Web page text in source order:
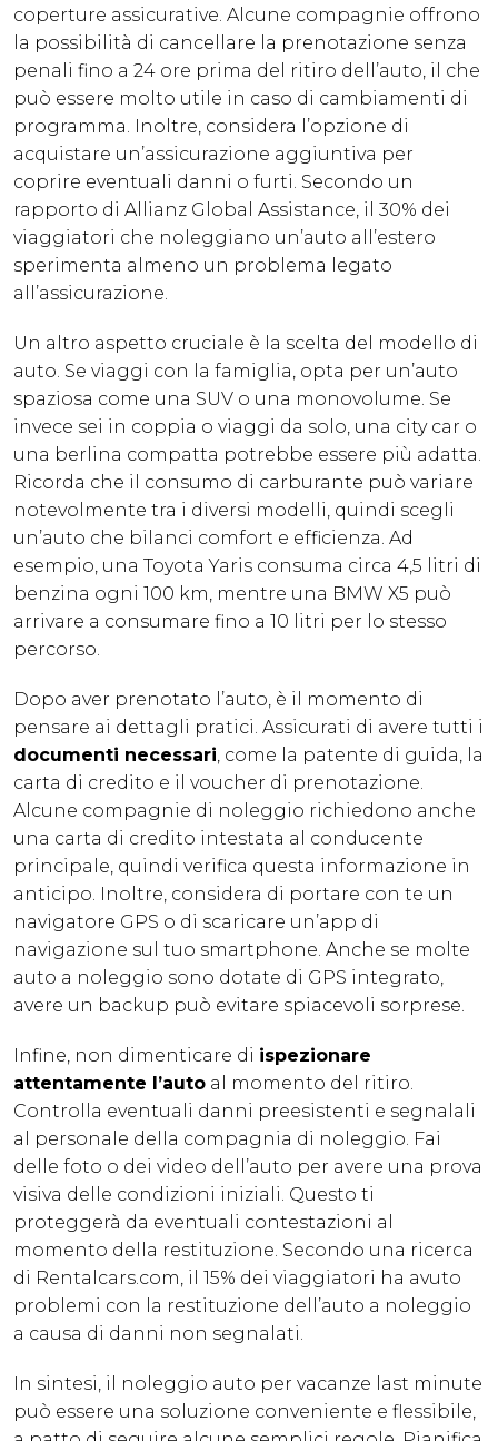
coperture assicurative. Alcune compagnie offrono
la possibilità di cancellare la prenotazione senza
penali fino a 24 ore prima del ritiro dell’auto, il che
può essere molto utile in caso di cambiamenti di
programma. Inoltre, considera l’opzione di
acquistare un’assicurazione aggiuntiva per
coprire eventuali danni o furti. Secondo un
rapporto di Allianz Global Assistance, il 30% dei
viaggiatori che noleggiano un’auto all’estero
sperimenta almeno un problema legato
all’assicurazione.
Un altro aspetto cruciale è la scelta del modello di
auto. Se viaggi con la famiglia, opta per un’auto
spaziosa come una SUV o una monovolume. Se
invece sei in coppia o viaggi da solo, una city car o
una berlina compatta potrebbe essere più adatta.
Ricorda che il consumo di carburante può variare
notevolmente tra i diversi modelli, quindi scegli
un’auto che bilanci comfort e efficienza. Ad
esempio, una Toyota Yaris consuma circa 4,5 litri di
benzina ogni 100 km, mentre una BMW X5 può
arrivare a consumare fino a 10 litri per lo stesso
percorso.
Dopo aver prenotato l’auto, è il momento di
pensare ai dettagli pratici. Assicurati di avere tutti i
documenti necessari, come la patente di guida, la
carta di credito e il voucher di prenotazione.
Alcune compagnie di noleggio richiedono anche
una carta di credito intestata al conducente
principale, quindi verifica questa informazione in
anticipo. Inoltre, considera di portare con te un
navigatore GPS o di scaricare un’app di
navigazione sul tuo smartphone. Anche se molte
auto a noleggio sono dotate di GPS integrato,
avere un backup può evitare spiacevoli sorprese.
Infine, non dimenticare di ispezionare
attentamente l’auto al momento del ritiro.
Controlla eventuali danni preesistenti e segnalali
al personale della compagnia di noleggio. Fai
delle foto o dei video dell’auto per avere una prova
visiva delle condizioni iniziali. Questo ti
proteggerà da eventuali contestazioni al
momento della restituzione. Secondo una ricerca
di Rentalcars.com, il 15% dei viaggiatori ha avuto
problemi con la restituzione dell’auto a noleggio
a causa di danni non segnalati.
In sintesi, il noleggio auto per vacanze last minute
può essere una soluzione conveniente e flessibile,